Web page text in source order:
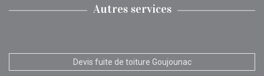
Autres services
Devis fuite de toiture Goujounac